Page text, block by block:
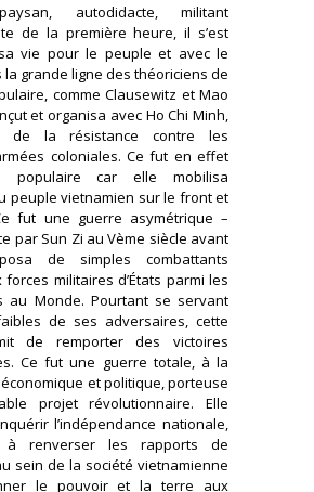
autodidacte, militant
de la première heure, il s’est
vie pour le peuple et avec le
la grande ligne des théoriciens de
comme Clausewitz et Mao
et organisa avec Ho Chi Minh,
de la résistance contre les
coloniales. Ce fut en effet
populaire car elle mobilisa
peuple vietnamien sur le front et
fut une guerre asymétrique –
par Sun Zi au Vème siècle avant
de simples combattants
militaires d’États parmi les
au Monde. Pourtant se servant
de ses adversaires, cette
de remporter des victoires
Ce fut une guerre totale, à la
et politique, porteuse
projet révolutionnaire. Elle
l’indépendance nationale,
à renverser les rapports de
sein de la société vietnamienne
le pouvoir et la terre aux